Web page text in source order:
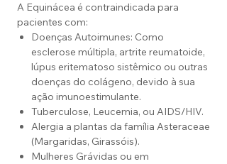
A Equinácea é contraindicada para
pacientes com:
Doenças Autoimunes: Como
esclerose múltipla, artrite reumatoide,
lúpus eritematoso sistêmico ou outras
doenças do colágeno, devido à sua
ação imunoestimulante.
Tuberculose, Leucemia, ou AIDS/HIV.
Alergia a plantas da família Asteraceae
(Margaridas, Girassóis).
Mulheres Grávidas ou em